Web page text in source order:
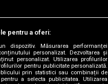
pentru a oferi:
dispozitiv. Măsurarea performanței
personalizat. Dezvoltarea și
personalizat. Utilizarea profilurilor
pentru publicitate personalizată.
prin statistici sau combinații de
a selecta publicitatea. Utilizarea